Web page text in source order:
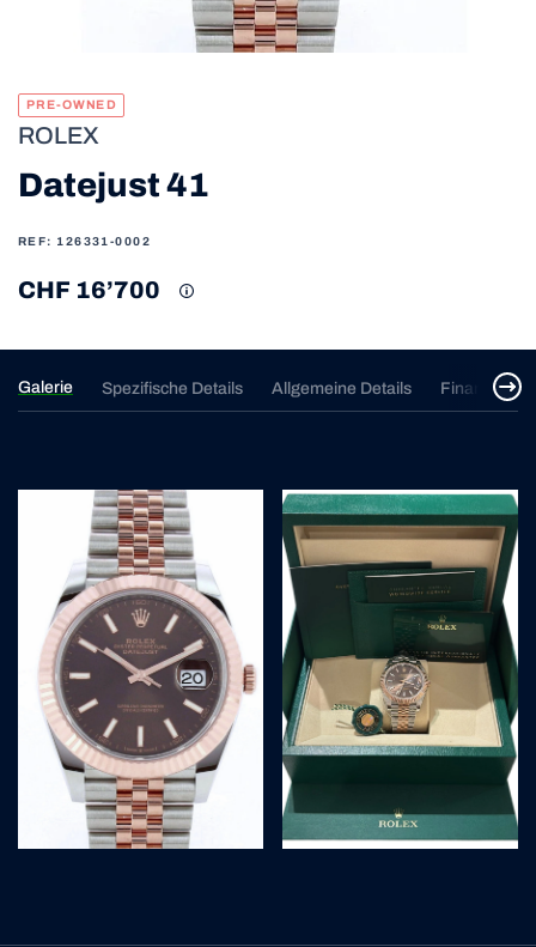
ROLEX
PRE-OWNED
Datejust 41
REF: 126331-0002
CHF 16’700
Galerie Spezifische Details Allgemeine Details